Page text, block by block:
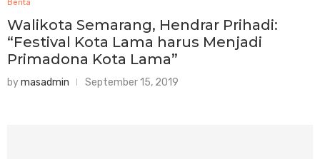
Berita
Walikota Semarang, Hendrar Prihadi:
“Festival Kota Lama harus Menjadi
Primadona Kota Lama”
bymasadmin September 15, 2019